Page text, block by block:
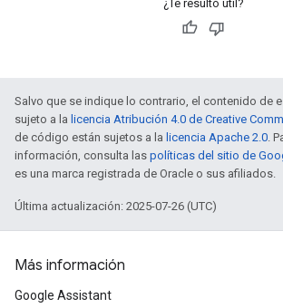
¿Te resultó útil?
Salvo que se indique lo contrario, el contenido de
sujeto a la licencia Atribución 4.0 de Creative
de código están sujetos a la licencia Apache 2.0 .
información, consulta las políticas del sitio de
es una marca registrada de Oracle o sus afiliados.
Última actualización: 2025-07-26 (UTC)
Más información
Google Assistant